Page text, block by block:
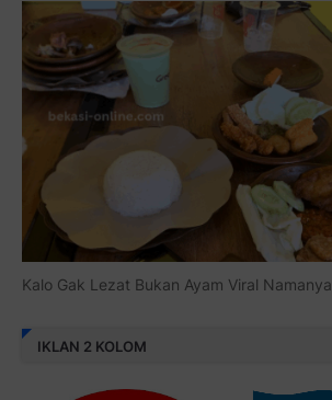
Kalo Gak Lezat Bukan Ayam Viral Namanya
IKLAN 2 KOLOM